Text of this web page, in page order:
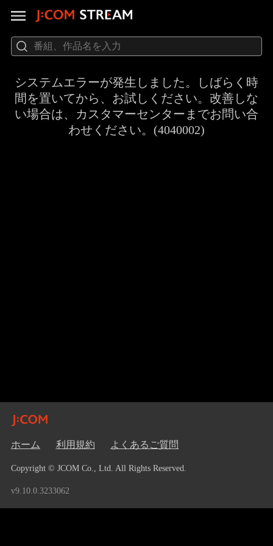
システムエラーが発生しました。しばらく時
間を置いてから、お試しください。改善しな
い場合は、カスタマーセンターまでお問い合
わせください。(4040002)
ホーム 利用規約 よくあるご質問
Copyright © JCOM Co., Ltd. All Rights Reserved.
v9.10.0.3233062